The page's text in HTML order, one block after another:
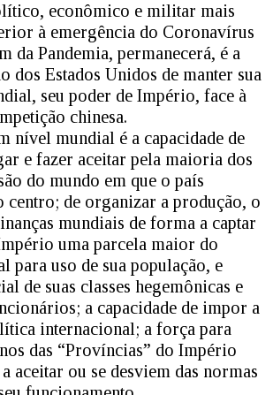
econômico e militar mais
à emergência do Coronavírus
da Pandemia, permanecerá, é a
dos Estados Unidos de manter sua
seu poder de Império, face à
chinesa.
nível mundial é a capacidade de
e fazer aceitar pela maioria dos
do mundo em que o país
centro; de organizar a produção, o
mundiais de forma a captar
uma parcela maior do
para uso de sua população, e
de suas classes hegemônicas e
a capacidade de impor a
internacional; a força para
das “Províncias” do Império
aceitar ou se desviem das normas